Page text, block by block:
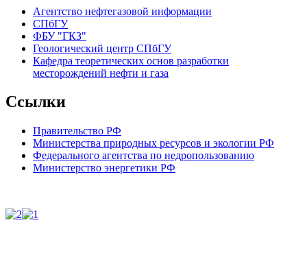
Агентство нефтегазовой информации
СПбГУ
ФБУ "ГКЗ"
Геологический центр СПбГУ
Кафедра теоретических основ разработки
месторождений нефти и газа
Ссылки
Правительство РФ
Министерства природных ресурсов и экологии РФ
Федерального агентства по недропользованию
Министерство энергетики РФ